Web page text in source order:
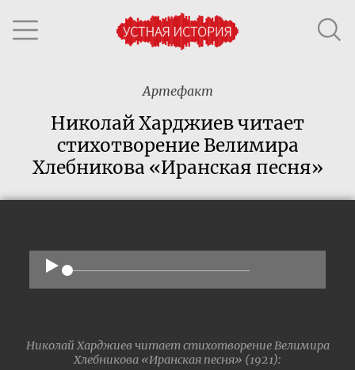
Артефакт
Николай Харджиев читает
стихотворение Велимира
Хлебникова «Иранская песня»
Николай Харджиев читает стихотворение Велимира
Хлебникова «Иранская песня» (1921):